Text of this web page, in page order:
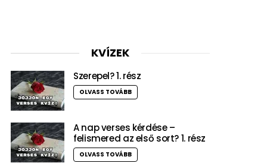
KVÍZEK
Szerepel? 1. rész
OLVASS TOVÁBB
A nap verses kérdése –
felismered az első sort? 1. rész
OLVASS TOVÁBB